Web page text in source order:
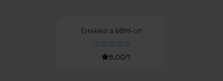
Értékeld a MBH-ot!
5,00/1